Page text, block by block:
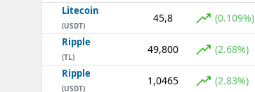
Litecoin
(USDT)
45,8 (0.109%)
Ripple
(TL)
49,800 (2.68%)
Ripple
(USDT)
1,0465 (2.83%)